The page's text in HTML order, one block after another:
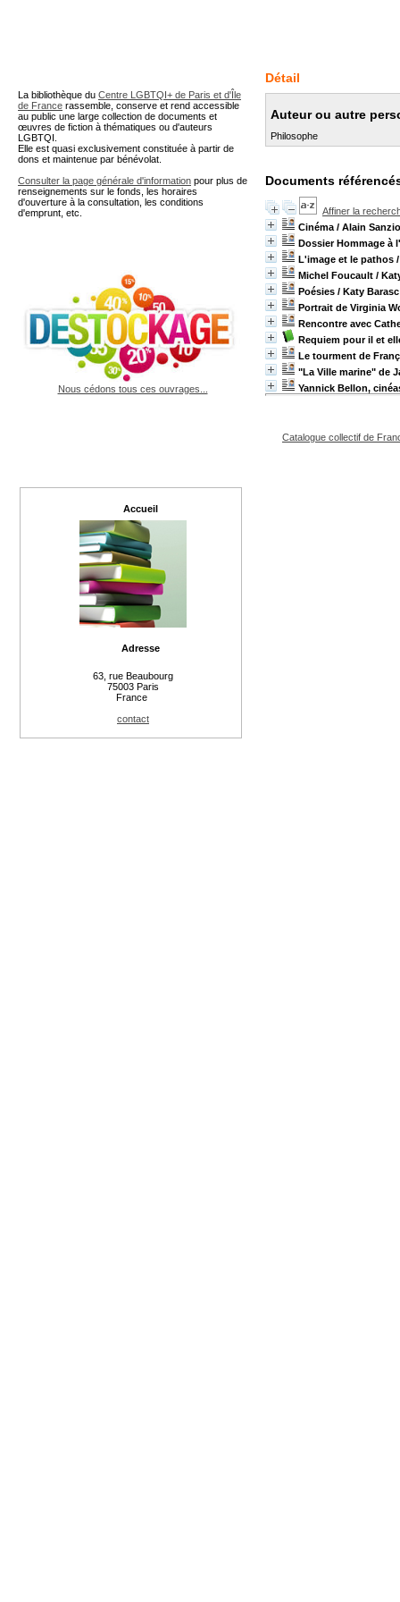
Détail
Auteur ou autre
Philosophe
Documents
Affiner la
Cinéma / Alain
Dossier Hommage à
L'image et le pathos
Michel Foucault /
Poésies / Katy
Portrait de Virginia
Rencontre avec
Requiem pour il et
Le tourment de
"La Ville marine" de
Yannick Bellon,
Catalogue collectif de
La bibliothèque du Centre LGBTQI+ de Paris et d'Île
de France rassemble, conserve et rend accessible
au public une large collection de documents et
œuvres de fiction à thématiques ou d'auteurs
LGBTQI.
Elle est quasi exclusivement constituée à partir de
dons et maintenue par bénévolat.
Consulter la page générale d'information pour plus de
renseignements sur le fonds, les horaires
d'ouverture à la consultation, les conditions
d'emprunt, etc.
Nous cédons tous ces ouvrages...
Accueil
Adresse
63, rue Beaubourg
75003 Paris
France
contact